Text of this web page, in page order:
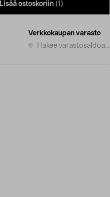
Lisää ostoskoriin (1)
Verkkokaupan varasto
Hakee varastosaldoa...